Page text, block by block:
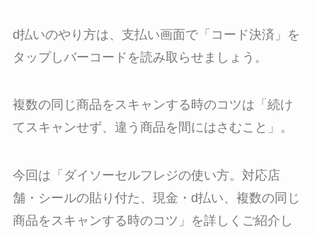
d払いのやり方は、支払い画面で「コード決済」を
タップしバーコードを読み取らせましょう。
複数の同じ商品をスキャンする時のコツは「続け
てスキャンせず、違う商品を間にはさむこと」。
今回は「ダイソーセルフレジの使い方。対応店
舗・シールの貼り付た、現金・d払い、複数の同じ
商品をスキャンする時のコツ」を詳しくご紹介し